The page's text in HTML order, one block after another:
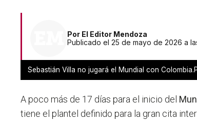
Por El Editor Mendoza
Publicado el 25 de mayo de 2026 a
Sebastián Villa no jugará el Mundial con
A poco más de 17 días para el inicio del
tiene el plantel definido para la gran cita